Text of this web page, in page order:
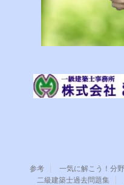
参考 一気に解こう！分
二級建築士過去問題集